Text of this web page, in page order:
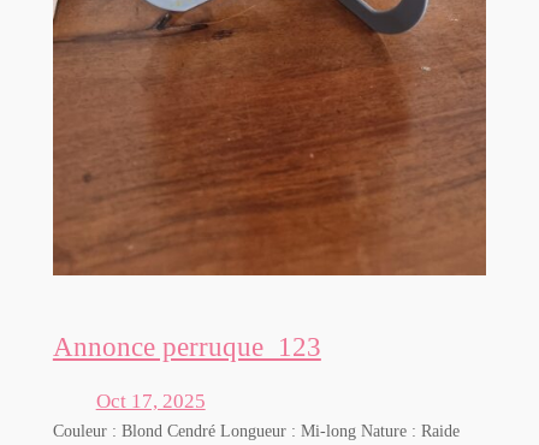
Annonce perruque_123
Oct 17, 2025
Couleur : Blond Cendré Longueur : Mi-long Nature : Raide